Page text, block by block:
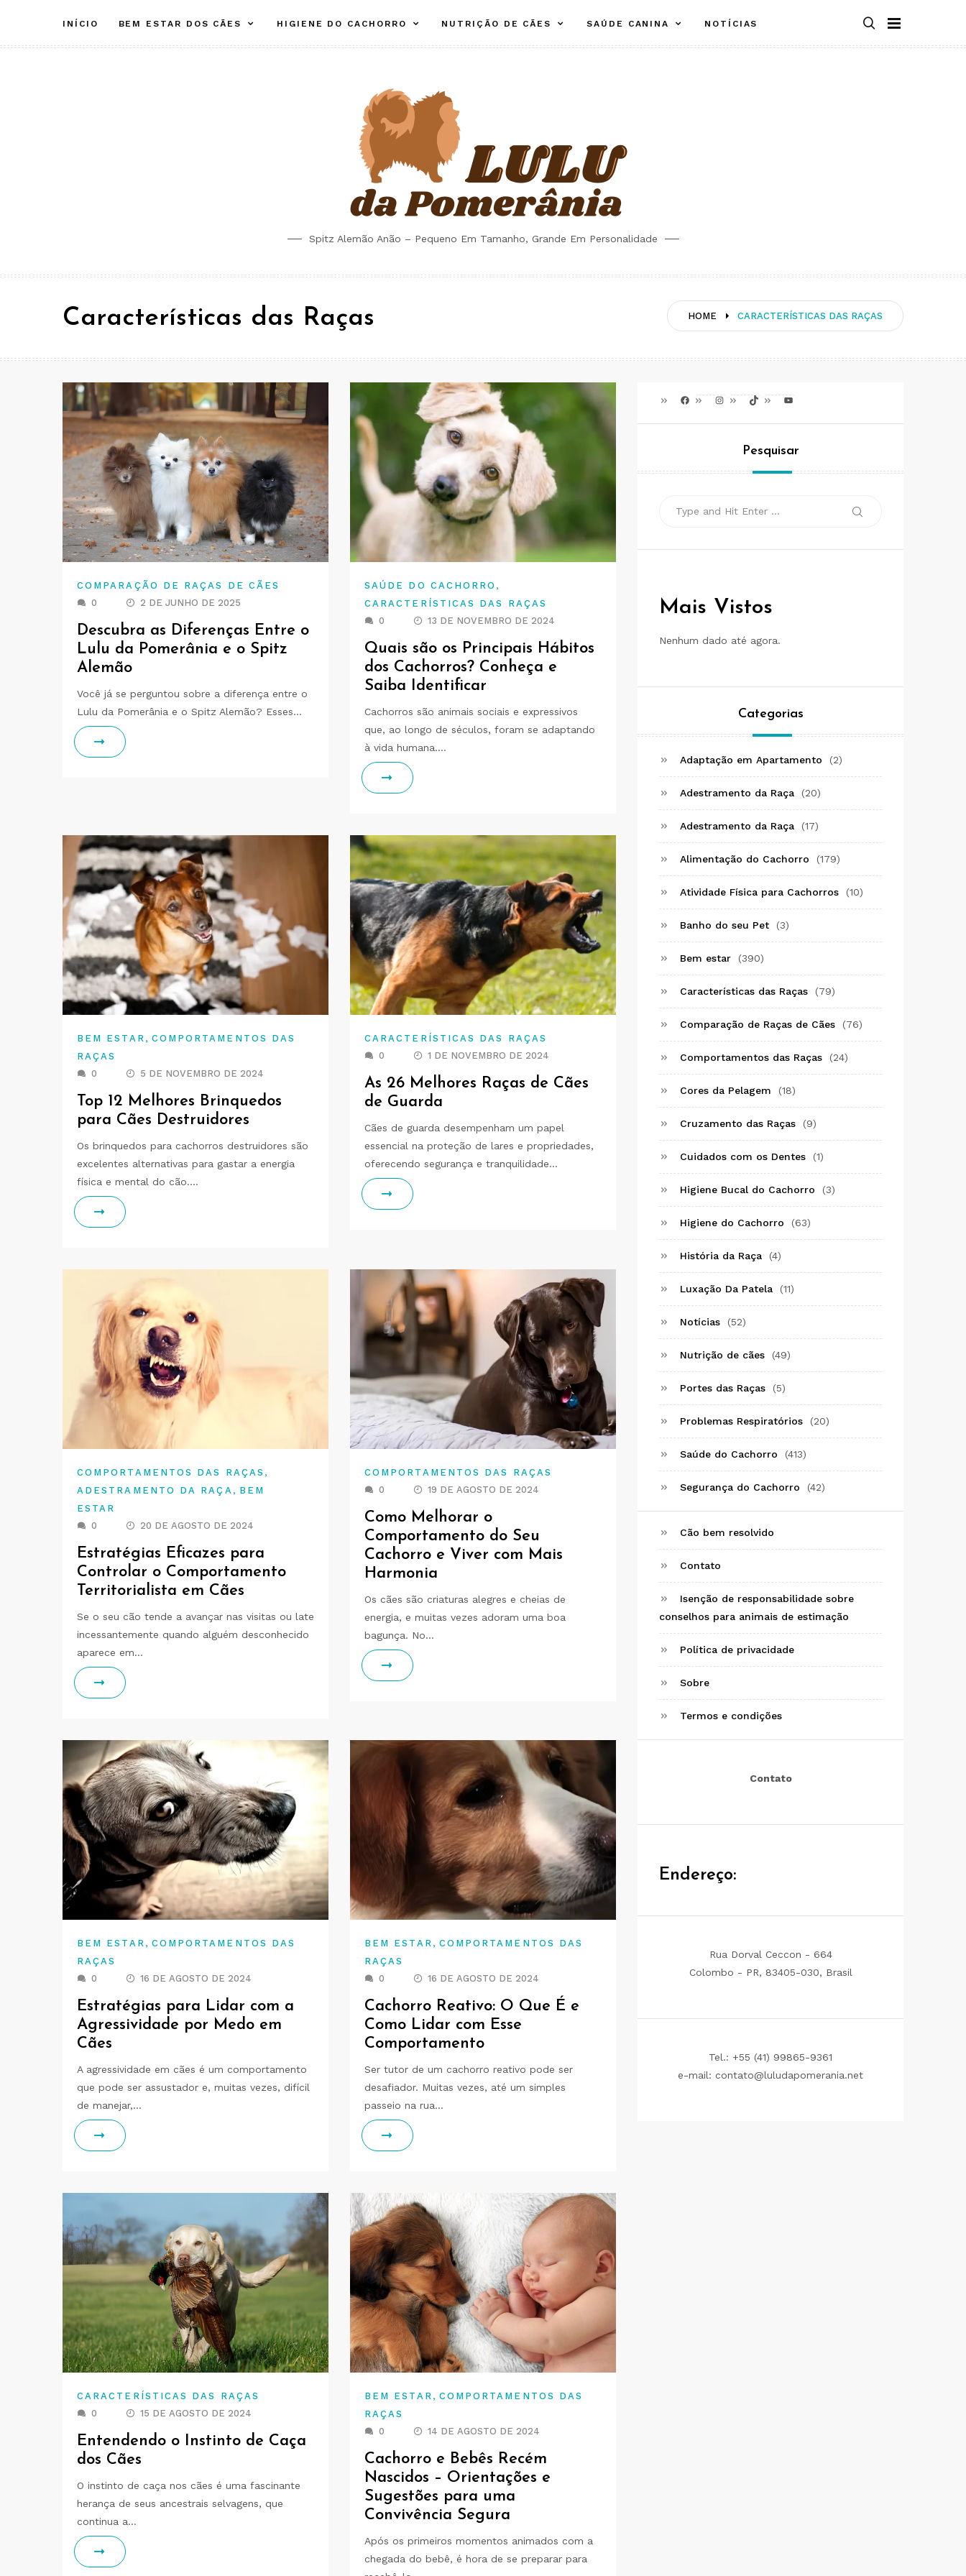
content
INÍCIO BEM ESTAR DOS CÃES HIGIENE DO CACHORRO NUTRIÇÃO DE CÃES SAÚDE CANINA NOTÍCIAS
Spitz Alemão Anão – Pequeno Em Tamanho, Grande Em Personalidade
HOME CARACTERÍSTICAS DAS RAÇAS
Características das Raças
COMPARAÇÃO DE RAÇAS DE CÃES
0
2 DE JUNHO DE 2025
Descubra as Diferenças Entre o
Lulu da Pomerânia e o Spitz
Alemão
Você já se perguntou sobre a diferença entre o
Lulu da Pomerânia e o Spitz Alemão? Esses…
SAÚDE DO CACHORRO ,
CARACTERÍSTICAS DAS RAÇAS
0
13 DE NOVEMBRO DE 2024
Quais são os Principais Hábitos
dos Cachorros? Conheça e
Saiba Identificar
Cachorros são animais sociais e expressivos
que, ao longo de séculos, foram se adaptando
à vida humana.…
BEM ESTAR , COMPORTAMENTOS DAS
RAÇAS
0
5 DE NOVEMBRO DE 2024
Top 12 Melhores Brinquedos
para Cães Destruidores
Os brinquedos para cachorros destruidores são
excelentes alternativas para gastar a energia
física e mental do cão.…
CARACTERÍSTICAS DAS RAÇAS
0
1 DE NOVEMBRO DE 2024
As 26 Melhores Raças de Cães
de Guarda
Cães de guarda desempenham um papel
essencial na proteção de lares e propriedades,
oferecendo segurança e tranquilidade…
COMPORTAMENTOS DAS RAÇAS ,
ADESTRAMENTO DA RAÇA , BEM
ESTAR
0
20 DE AGOSTO DE 2024
Estratégias Eficazes para
Controlar o Comportamento
Territorialista em Cães
Se o seu cão tende a avançar nas visitas ou late
incessantemente quando alguém desconhecido
aparece em…
COMPORTAMENTOS DAS RAÇAS
0
19 DE AGOSTO DE 2024
Como Melhorar o
Comportamento do Seu
Cachorro e Viver com Mais
Harmonia
Os cães são criaturas alegres e cheias de
energia, e muitas vezes adoram uma boa
bagunça. No…
BEM ESTAR , COMPORTAMENTOS DAS
RAÇAS
0
16 DE AGOSTO DE 2024
Estratégias para Lidar com a
Agressividade por Medo em
Cães
A agressividade em cães é um comportamento
que pode ser assustador e, muitas vezes, difícil
de manejar,…
BEM ESTAR , COMPORTAMENTOS DAS
RAÇAS
0
16 DE AGOSTO DE 2024
Cachorro Reativo: O Que É e
Como Lidar com Esse
Comportamento
Ser tutor de um cachorro reativo pode ser
desafiador. Muitas vezes, até um simples
passeio na rua…
CARACTERÍSTICAS DAS RAÇAS
0
15 DE AGOSTO DE 2024
Entendendo o Instinto de Caça
dos Cães
O instinto de caça nos cães é uma fascinante
herança de seus ancestrais selvagens, que
continua a…
BEM ESTAR , COMPORTAMENTOS DAS
RAÇAS
0
14 DE AGOSTO DE 2024
Cachorro e Bebês Recém
Nascidos – Orientações e
Sugestões para uma
Convivência Segura
Após os primeiros momentos animados com a
chegada do bebê, é hora de se preparar para
FacebookInstagramTikTok Youtube
Pesquisar
Search
Mais Vistos
Nenhum dado até agora.
Categorias
Adaptação em Apartamento (2)
Adestramento da Raça (20)
Adestramento da Raça (17)
Alimentação do Cachorro (179)
Atividade Física para Cachorros (10)
Banho do seu Pet (3)
Bem estar (390)
Características das Raças (79)
Comparação de Raças de Cães (76)
Comportamentos das Raças (24)
Cores da Pelagem (18)
Cruzamento das Raças (9)
Cuidados com os Dentes (1)
Higiene Bucal do Cachorro (3)
Higiene do Cachorro (63)
História da Raça (4)
Luxação Da Patela (11)
Notícias (52)
Nutrição de cães (49)
Portes das Raças (5)
Problemas Respiratórios (20)
Saúde do Cachorro (413)
Segurança do Cachorro (42)
Cão bem resolvido
Contato
Isenção de responsabilidade sobre
conselhos para animais de estimação
Política de privacidade
Sobre
Termos e condições
Contato
Endereço:
Rua Dorval Ceccon - 664
Colombo - PR, 83405-030, Brasil
Tel.: +55 (41) 99865-9361
e-mail: contato@luludapomerania.net